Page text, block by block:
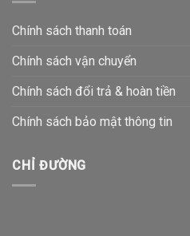
Chính sách thanh toán
Chính sách vận chuyển
Chính sách đổi trả & hoàn tiền
Chính sách bảo mật thông tin
CHỈ ĐƯỜNG